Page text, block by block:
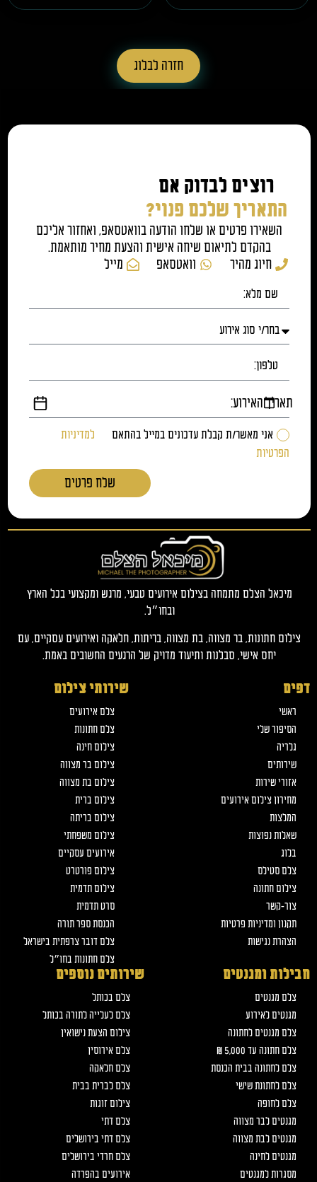
חזרה לבלוג
רוצים לבדוק אם
התאריך שלכם פנוי?
השאירו פרטים או שלחו הודעה בוואטסאפ, ואחזור אליכם
בהקדם לתיאום שיחה אישית והצעת מחיר מותאמת.
חיוג מהיר
וואטסאפ מייל
תאריך האירוע:
אני מאשר/ת קבלת עדכונים במייל בהתאם
למדיניות
הפרטיות
שלח פרטים
מיכאל הצלם מתמחה בצילום אירועים טבעי, מרגש ומקצועי בכל הארץ
ובחו״ל.
צילום חתונות, בר מצווה, בת מצווה, בריתות, חלאקה ואירועים עסקיים, עם
יחס אישי, סבלנות ותיעוד מדויק של הרגעים החשובים באמת.
דפים
ראשי
הסיפור שלי
גלריה
שירותים
אזורי שירות
מחירון צילום אירועים
המלצות
שאלות נפוצות
בלוג
צלם סטילס
צילום חתונה
צור-קשר
תקנון ומדיניות פרטיות
הצהרת נגישות
שירותי צילום
צלם אירועים
צלם חתונות
צילום חינה
צילום בר מצווה
צילום בת מצווה
צילום ברית
צילום בריתה
צילום משפחתי
אירועים עסקיים
צילום פורטרט
צילום תדמית
סרט תדמית
הכנסת ספר תורה
צלם דובר צרפתית בישראל
צלם חתונות בחו״ל
חבילות ומגנטים
צלם מגנטים
מגנטים לאירוע
צלם מגנטים לחתונה
צלם חתונה עד 5,000 ₪
צלם לחתונה בבית הכנסת
צלם לחתונת שישי
צלם לחופה
מגנטים לבר מצווה
מגנטים לבת מצווה
מגנטים לחינה
מסגרות למגנטים
שירותים נוספים
צלם בכותל
צלם לעלייה לתורה בכותל
צילום הצעת נישואין
צלם אירוסין
צלם חלאקה
צלם לברית בבית
צילום זוגות
צלם דתי
צלם דתי בירושלים
צלם חרדי בירושלים
אירועים בהפרדה